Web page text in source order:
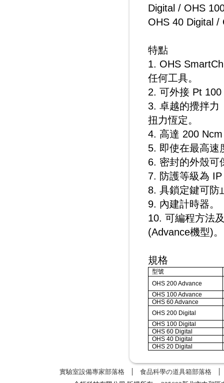
Digital / OHS
OHS 40 Digital /
特點
1. OHS
任何工具。
2. 可外接 Pt
3. 卓越的攪拌力
扭力恆定。
4. 高達 200
5. 即使在最高速
6. 密封的外殼可
7. 防護等級為
8. 具鎖定鍵可防
9. 內建計時器。
10. 可編程方法
(Advance機型)。
規格
型號
OHS 200 Advance
OHS 100 Advance
OHS 60 Advance
OHS 200 Digital
OHS 100 Digital
OHS 60 Digital
OHS 40 Digital
OHS 20 Digital
實驗室設備專家部落格
食品科學の道具箱部落格